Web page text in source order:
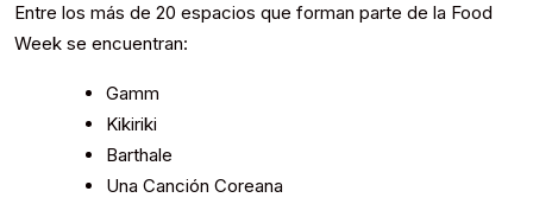
Entre los más de 20 espacios que forman parte de la Food
Week se encuentran:
Gamm
Kikiriki
Barthale
Una Canción Coreana